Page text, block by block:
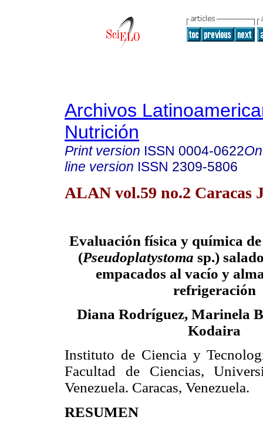
Archivos
Nutrición
Print version ISSN 0004-0622
line version ISSN 2309-5806
ALAN vol.59 no.2 Caracas
Evaluación física y química
(Pseudoplatystoma sp.)
empacados al vacío y
refrigeración
Diana Rodríguez, Marinela
Kodaira
Instituto de Ciencia y
Facultad de Ciencias,
Venezuela. Caracas, Venezuela.
RESUMEN